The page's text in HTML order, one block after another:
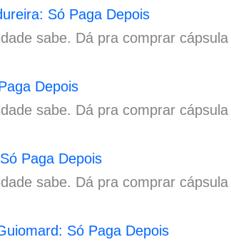
Só Paga Depois
sabe. Dá pra comprar
Depois
sabe. Dá pra comprar
Paga Depois
sabe. Dá pra comprar
Só Paga Depois